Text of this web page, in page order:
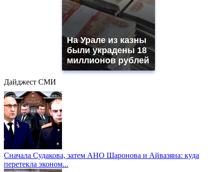
На Урале из казны
были украдены 18
миллионов рублей
Дайджест СМИ
Сначала Судакова, затем АНО Шаронова и Айвазяна: куда
перетекла эконом...